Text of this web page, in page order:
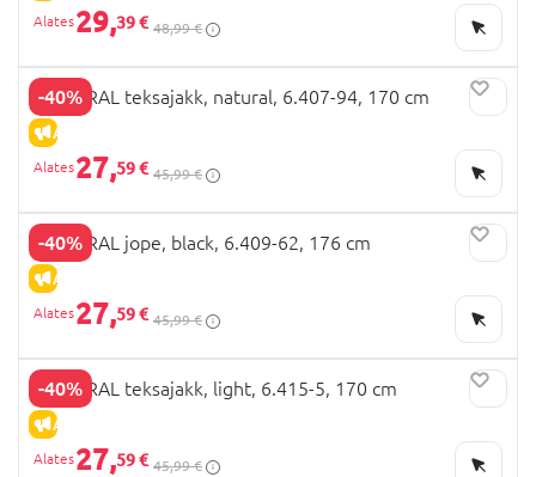
29,39 € 48,99 €
-40%
ALLAHINDLUS
MAYORAL teksajakk, natural, 6.407-94, 170 cm
27,59 € 45,99 €
-40%
ALLAHINDLUS
MAYORAL jope, black, 6.409-62, 176 cm
27,59 € 45,99 €
-40%
ALLAHINDLUS
MAYORAL teksajakk, light, 6.415-5, 170 cm
27,59 € 45,99 €